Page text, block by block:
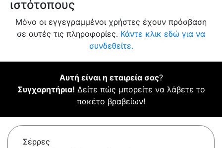
ιστότοπους
Μόνο οι εγγεγραμμένοι χρήστες έχουν πρόσβαση
σε αυτές τις πληροφορίες. Κάντε κλικ εδώ για να
συνδεθείτε.
Αυτή είναι η εταιρεία σας?
Συγχαρητήρια! Δείτε πώς μπορείτε να λάβετε το
πακέτο βραβείων!
Σέρρες